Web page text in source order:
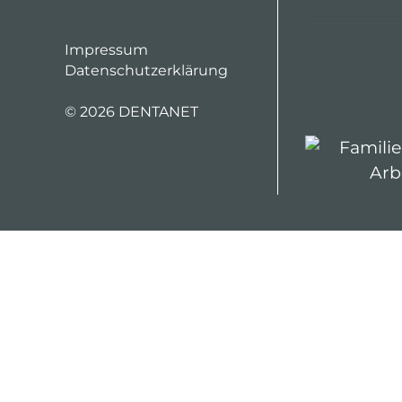
Impressum
Datenschutzerklärung
© 2026 DENTANET